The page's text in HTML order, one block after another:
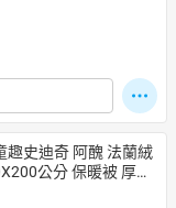
趣史迪奇 阿醜 法蘭絨
公分 保暖被 厚被